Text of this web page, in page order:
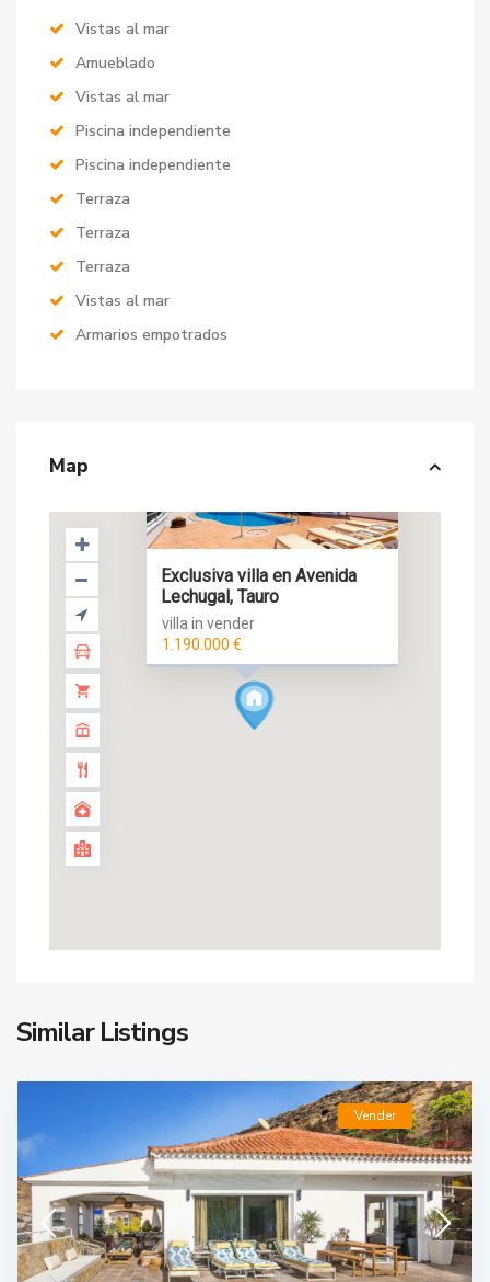
Vistas al mar
Amueblado
Vistas al mar
Piscina independiente
Piscina independiente
Terraza
Terraza
Terraza
Vistas al mar
Armarios empotrados
Map
Exclusiva villa en Avenida
Lechugal, Tauro
villa in vender
1.190.000 €
Similar Listings
Vender